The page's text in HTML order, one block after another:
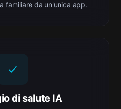
familiare da un'unica app.
di salute IA